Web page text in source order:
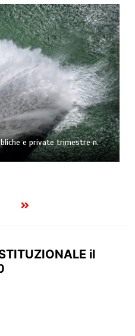
e private trimestre n.
il